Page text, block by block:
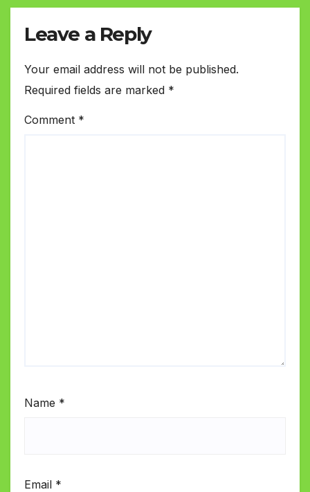
Leave a Reply
Your email address will not be published.
Required fields are marked *
Comment *
Name *
Email *